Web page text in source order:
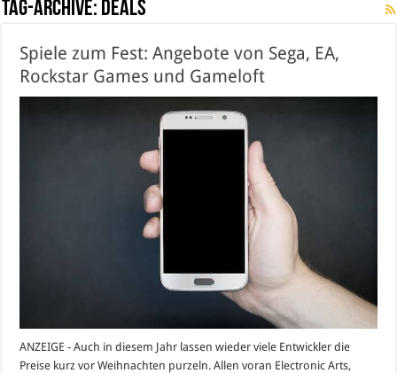
Tag-Archive: deals
Spiele zum Fest: Angebote von Sega, EA,
Rockstar Games und Gameloft
ANZEIGE - Auch in diesem Jahr lassen wieder viele Entwickler die
Preise kurz vor Weihnachten purzeln. Allen voran Electronic Arts,